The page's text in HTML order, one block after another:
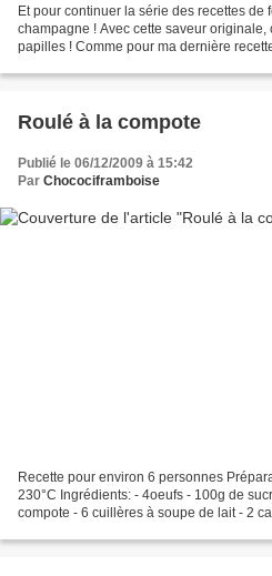
Et pour continuer la série des recettes de
champagne ! Avec cette saveur
papilles ! Comme pour ma dernière
Roulé à la compote
Publié le 06/12/2009 à 15:42
Par Chocociframboise
Recette pour environ 6 personnes
230°C Ingrédients: - 4oeufs - 100g de
compote - 6 cuillères à soupe de lait - 2